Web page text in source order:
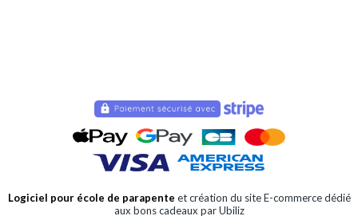
Logiciel pour école de parapente et création du site E-commerce dédié
aux bons cadeaux par Ubiliz